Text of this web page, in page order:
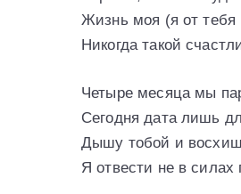
Жизнь моя (я от тебя
Никогда такой
Четыре месяца мы
Сегодня дата лишь
Дышу тобой и
Я отвести не в силах